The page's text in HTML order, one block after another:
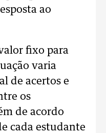
ao
fixo para
varia
de acertos e
os
de acordo
cada estudante